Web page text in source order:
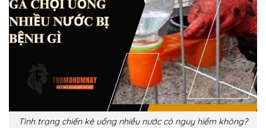
Tình trạng chiến kê uống nhiều nước có nguy hiểm không?